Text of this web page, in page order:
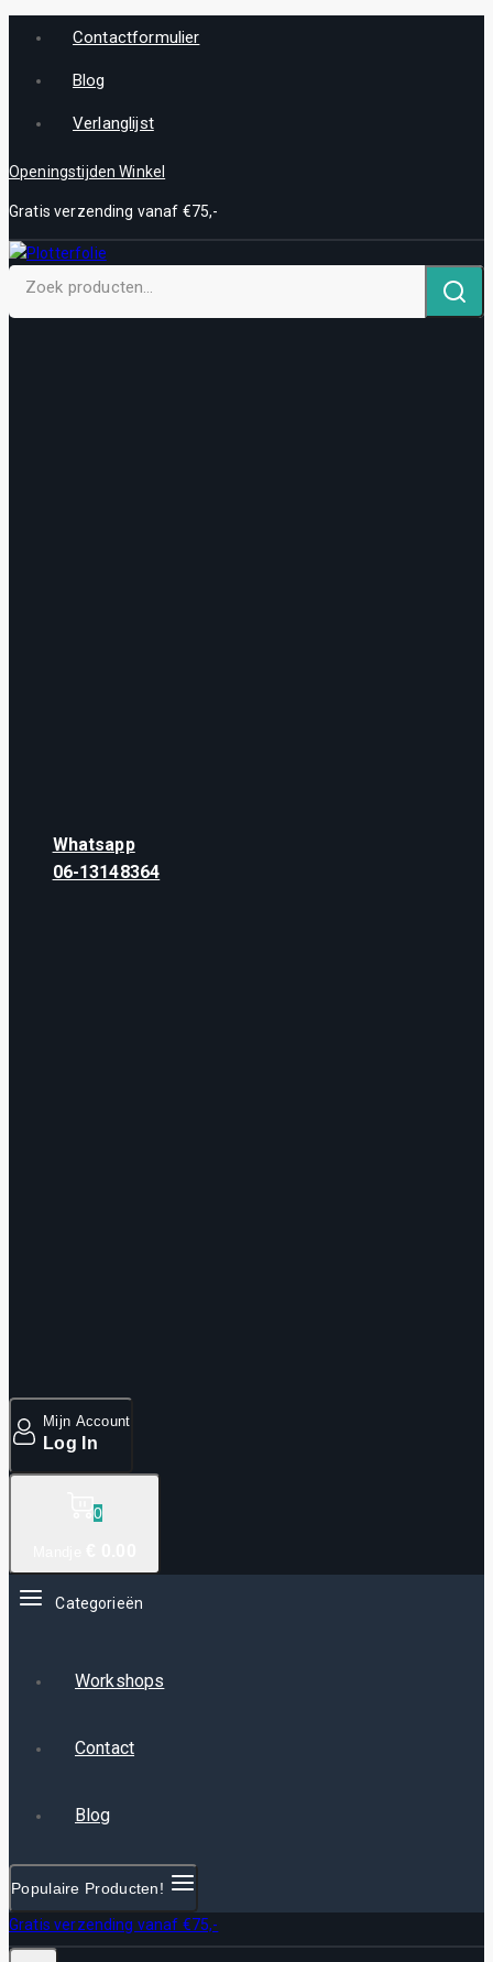
Contactformulier
Blog
Verlanglijst
Openingstijden Winkel
Gratis verzending vanaf €75,-
Whatsapp
06-13148364
Mijn Account
Log In
0
Categorieën
Workshops
Contact
Blog
Populaire Producten!
Gratis verzending vanaf €75,-